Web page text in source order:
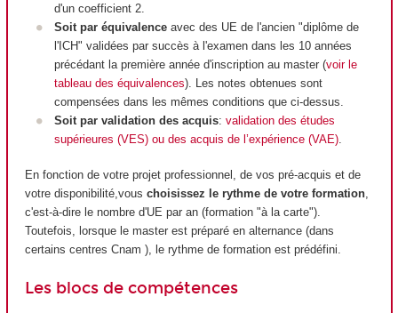
d'un coefficient 2.
Soit par équivalenceavec des UE de l'ancien "diplôme de
l'ICH" validées par succès à l'examen dans les 10 années
précédant la première année d'inscription au master (voir le
tableau des équivalences). Les notes obtenues sont
compensées dans les mêmes conditions que ci-dessus.
Soit par validation des acquis: validation des études
supérieures (VES) ou des acquis de l’expérience (VAE).
En fonction de votre projet professionnel, de vos pré-acquis et de
votre disponibilité,vous choisissez le rythme de votre formation,
c'est-à-dire le nombre d'UE par an (formation "à la carte").
Toutefois, lorsque le master est préparé en alternance (dans
certains centres Cnam ), le rythme de formation est prédéfini.
Les blocs de compétences